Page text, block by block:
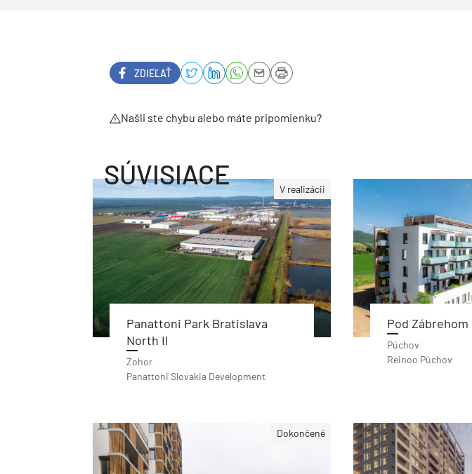
ZDIEĽAŤ
Našli ste chybu alebo máte pripomienku?
SÚVISIACE V realizácii
Panattoni Park Bratislava
North II
Zohor
Panattoni Slovakia Development
Pod Zábrehom
Púchov
Reinoo Púchov
Dokončené